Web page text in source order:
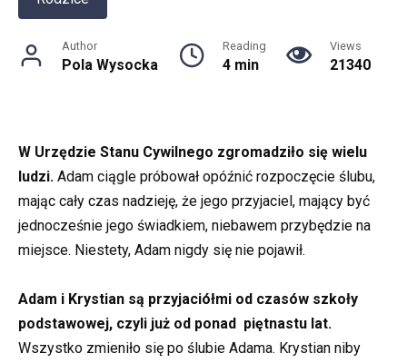
Author
Pola Wysocka
Reading
4 min
Views
21340
W Urzędzie Stanu Cywilnego zgromadziło się wielu
ludzi. Adam ciągle próbował opóźnić rozpoczęcie ślubu,
mając cały czas nadzieję, że jego przyjaciel, mający być
jednocześnie jego świadkiem, niebawem przybędzie na
miejsce. Niestety, Adam nigdy się nie pojawił.
Adam i Krystian są przyjaciółmi od czasów szkoły
podstawowej, czyli już od ponad piętnastu lat.
Wszystko zmieniło się po ślubie Adama. Krystian niby